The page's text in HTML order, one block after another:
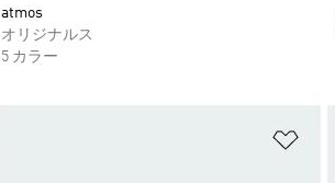
atmos
オリジナルス
5 カラー